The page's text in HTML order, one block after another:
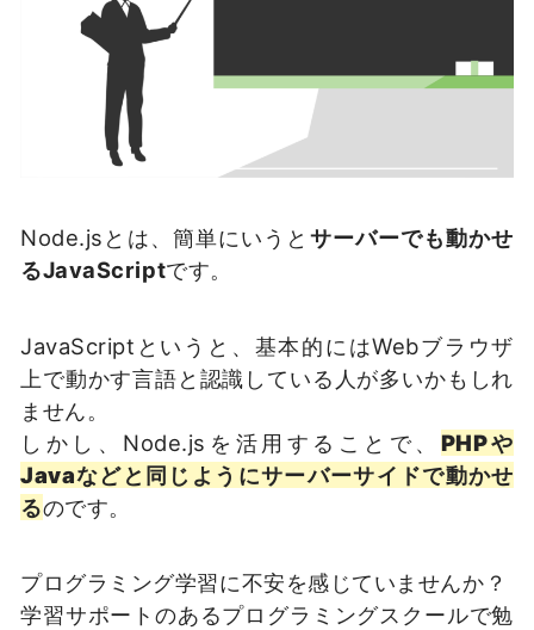
Node.jsとは、簡単にいうと サーバーでも動かせ
るJavaScriptです。
JavaScriptというと、基本的にはWebブラウザ
上で動かす言語と認識している人が多いかもしれ
ません。
しかし、Node.jsを活用することで、 PHPや
Javaなどと同じようにサーバーサイドで動かせ
るのです。
プログラミング学習に不安を感じていませんか？
学習サポートのあるプログラミングスクールで勉